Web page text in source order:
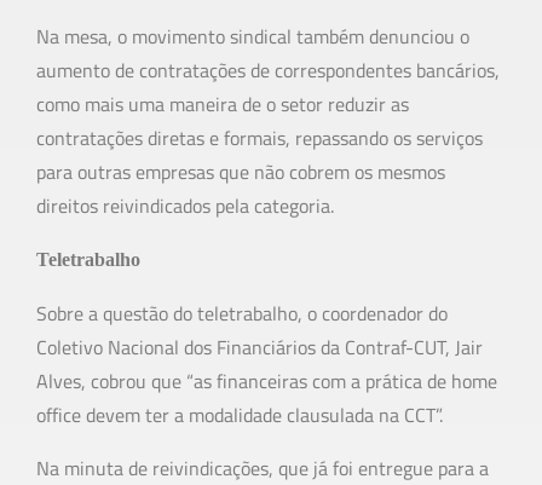
Na mesa, o movimento sindical também denunciou o
aumento de contratações de correspondentes bancários,
como mais uma maneira de o setor reduzir as
contratações diretas e formais, repassando os serviços
para outras empresas que não cobrem os mesmos
direitos reivindicados pela categoria.
Teletrabalho
Sobre a questão do teletrabalho, o coordenador do
Coletivo Nacional dos Financiários da Contraf-CUT, Jair
Alves, cobrou que “as financeiras com a prática de home
office devem ter a modalidade clausulada na CCT”.
Na minuta de reivindicações, que já foi entregue para a